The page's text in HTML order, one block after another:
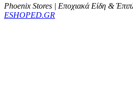
Phoenix Stores | Εποχιακά Είδη &
ESHOPED.GR